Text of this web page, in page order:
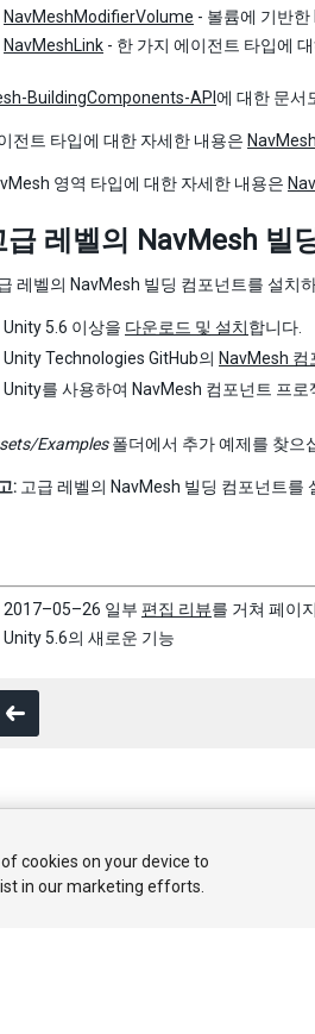
NavMeshModifierVolume - 볼륨에 기반
NavMeshLink - 한 가지 에이전트 타입에
BuildingComponents-API 에 대한 문서
전트 타입에 대한 자세한 내용은
영역 타입에 대한 자세한 내용은
급 레벨의 NavMesh 빌
레벨의 NavMesh 빌딩 컴포넌트를 설치
Unity 5.6 이상을 다운로드 및 설치합니다.
Unity Technologies GitHub의 NavMesh 컴
Unity를 사용하여 NavMesh 컴포넌트 프로
Examples폴더에서 추가 예제를 찾으
: 고급 레벨의 NavMesh 빌딩 컴포넌트를
2017–05–26 일부 편집 리뷰를 거쳐 페이
Unity 5.6의 새로운 기능
리얼 커뮤니티 답변 기술 자료
cookies on your device to
in our marketing efforts.